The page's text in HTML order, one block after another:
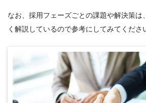
なお、採用フェーズごとの課題や解決策は
く解説しているので参考にしてみてくださ